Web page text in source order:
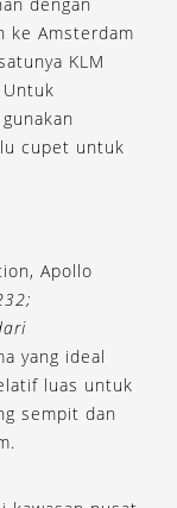
ke Amsterdam
KLM
Untuk
cupet untuk
Apollo
yang ideal
luas untuk
sempit dan